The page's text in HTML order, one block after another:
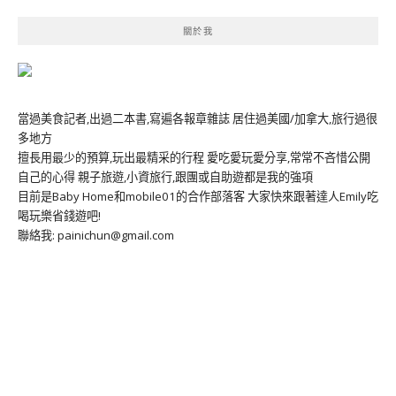
關於我
當過美食記者,出過二本書,寫遍各報章雜誌 居住過美國/加拿大,旅行過很
多地方
擅長用最少的預算,玩出最精采的行程 愛吃愛玩愛分享,常常不吝惜公開
自己的心得 親子旅遊,小資旅行,跟團或自助遊都是我的強項
目前是Baby Home和mobile01的合作部落客 大家快來跟著達人Emily吃
喝玩樂省錢遊吧!
聯絡我: painichun@gmail.com